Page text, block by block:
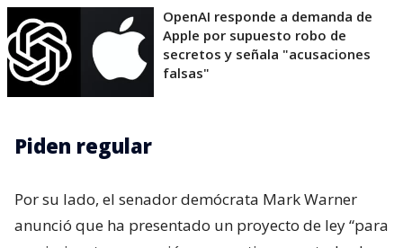
OpenAI responde a demanda de
Apple por supuesto robo de
secretos y señala "acusaciones
falsas"
Piden regular
Por su lado, el senador demócrata Mark Warner
anunció que ha presentado un proyecto de ley “para